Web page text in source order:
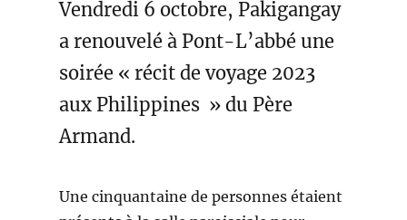
Vendredi 6 octobre, Pakigangay
a renouvelé à Pont-L’abbé une
soirée « récit de voyage 2023
aux Philippines » du Père
Armand.
Une cinquantaine de personnes étaient